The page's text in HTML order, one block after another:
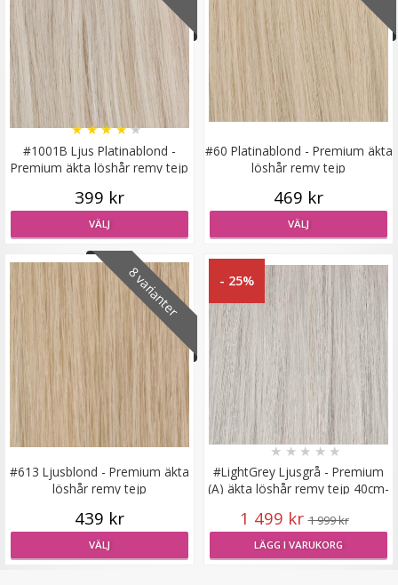
Diadem med rosett
★ ★ ★★ ★
VÄLJ
★★ ★★
#1001B Ljus Platinablond -
Premium äkta löshår remy tejp
★★★★★
399 kr
VÄLJ
#60 Platinablond - Premium äkta
löshår remy tejp
469 kr
VÄLJ
8 varianter
#613 Ljusblond - Premium äkta
löshår remy tejp
439 kr
VÄLJ
- 25%
#LightGrey Ljusgrå - Premium
(A) äkta löshår remy tejp 40cm-
★★★★★
1 499 kr 1 999 kr
LÄGG I VARUKORG